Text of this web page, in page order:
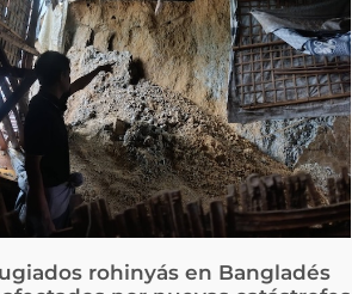
rohinyás en Bangladés